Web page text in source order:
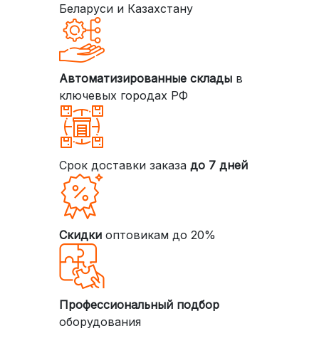
Беларуси и Казахстану
Автоматизированные складыв
ключевых городах РФ
Срок доставки заказа до 7 дней
Скидкиоптовикам до 20%
Профессиональный подбор
оборудования